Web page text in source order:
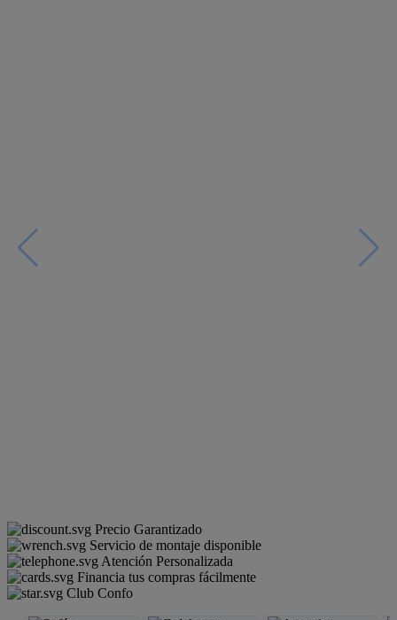
Precio Garantizado
Servicio de montaje disponible
Atención Personalizada
Financia tus compras fácilmente
Club Confo